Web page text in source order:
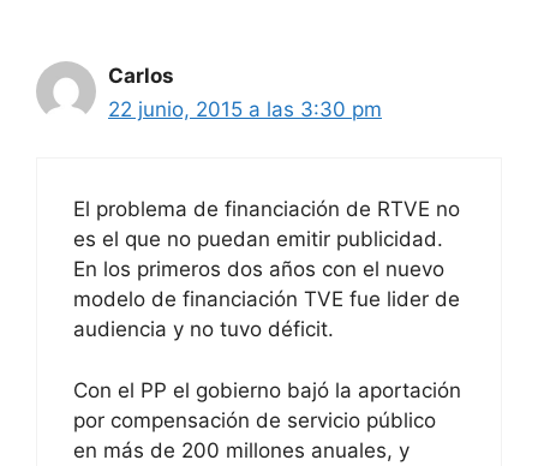
Carlos
22 junio, 2015 a las 3:30 pm
El problema de financiación de RTVE no
es el que no puedan emitir publicidad.
En los primeros dos años con el nuevo
modelo de financiación TVE fue lider de
audiencia y no tuvo déficit.
Con el PP el gobierno bajó la aportación
por compensación de servicio público
en más de 200 millones anuales, y